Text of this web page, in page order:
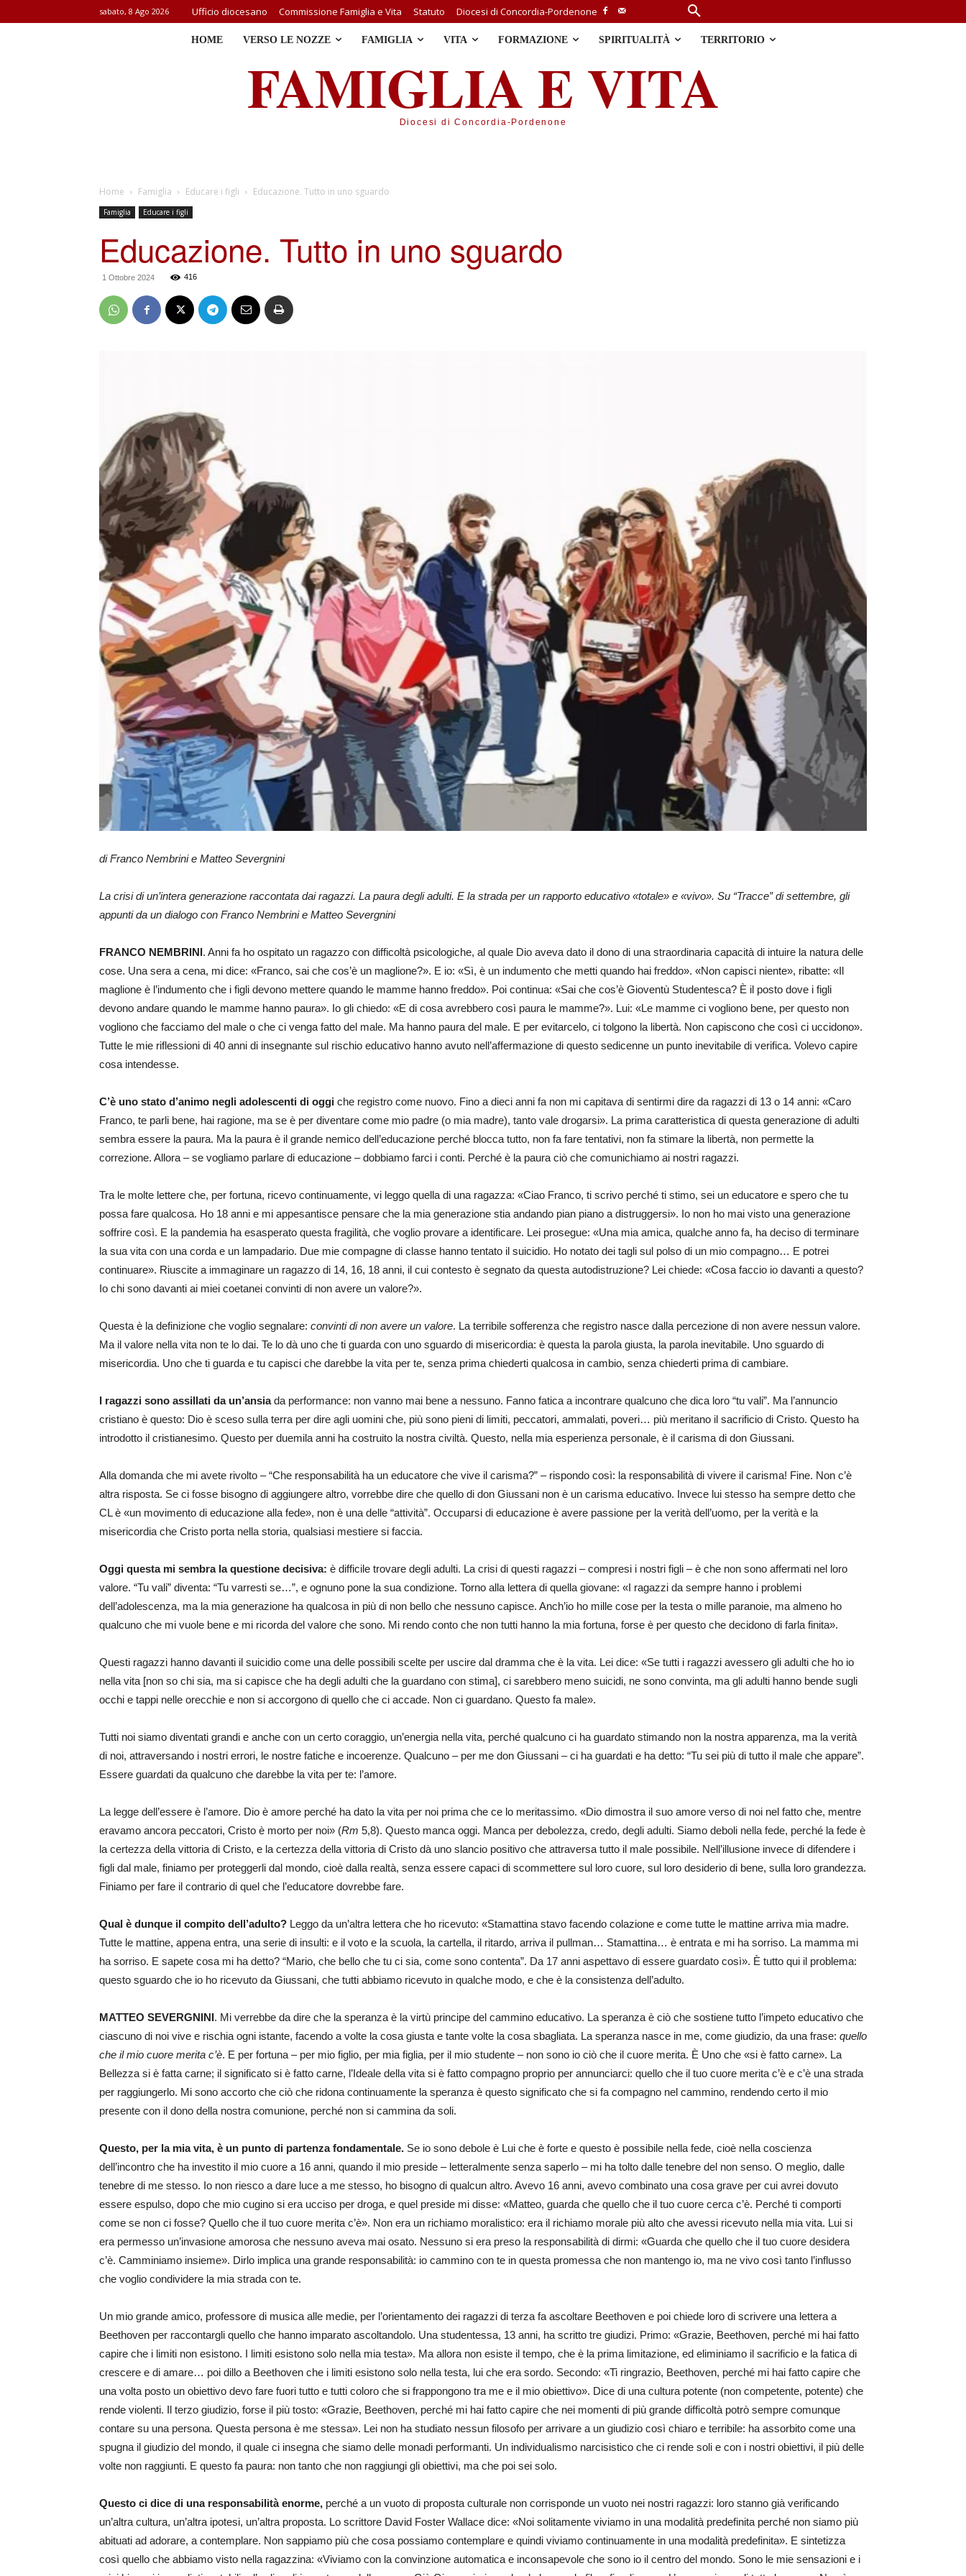
sabato, 8 Ago 2026 Ufficio diocesano Commissione Famiglia e Vita Statuto Diocesi di Concordia-Pordenone
HOME VERSO LE NOZZE FAMIGLIA VITA FORMAZIONE SPIRITUALITÀ TERRITORIO
FAMIGLIA E VITA
Diocesi di Concordia-Pordenone
Home Famiglia Educare i figli Educazione. Tutto in uno sguardo
Famiglia Educare i figli
Educazione. Tutto in uno sguardo
1 Ottobre 2024 416
di Franco Nembrini e Matteo Severgnini
La crisi di un’intera generazione raccontata dai ragazzi. La paura degli adulti. E la strada per un rapporto educativo «totale» e «vivo». Su “Tracce” di settembre, gli
appunti da un dialogo con Franco Nembrini e Matteo Severgnini
FRANCO NEMBRINI. Anni fa ho ospitato un ragazzo con difficoltà psicologiche, al quale Dio aveva dato il dono di una straordinaria capacità di intuire la natura delle
cose. Una sera a cena, mi dice: «Franco, sai che cos’è un maglione?». E io: «Sì, è un indumento che metti quando hai freddo». «Non capisci niente», ribatte: «Il
maglione è l’indumento che i figli devono mettere quando le mamme hanno freddo». Poi continua: «Sai che cos’è Gioventù Studentesca? È il posto dove i figli
devono andare quando le mamme hanno paura». Io gli chiedo: «E di cosa avrebbero così paura le mamme?». Lui: «Le mamme ci vogliono bene, per questo non
vogliono che facciamo del male o che ci venga fatto del male. Ma hanno paura del male. E per evitarcelo, ci tolgono la libertà. Non capiscono che così ci uccidono».
Tutte le mie riflessioni di 40 anni di insegnante sul rischio educativo hanno avuto nell’affermazione di questo sedicenne un punto inevitabile di verifica. Volevo capire
cosa intendesse.
C’è uno stato d’animo negli adolescenti di oggi che registro come nuovo. Fino a dieci anni fa non mi capitava di sentirmi dire da ragazzi di 13 o 14 anni: «Caro
Franco, te parli bene, hai ragione, ma se è per diventare come mio padre (o mia madre), tanto vale drogarsi». La prima caratteristica di questa generazione di adulti
sembra essere la paura. Ma la paura è il grande nemico dell’educazione perché blocca tutto, non fa fare tentativi, non fa stimare la libertà, non permette la
correzione. Allora – se vogliamo parlare di educazione – dobbiamo farci i conti. Perché è la paura ciò che comunichiamo ai nostri ragazzi.
Tra le molte lettere che, per fortuna, ricevo continuamente, vi leggo quella di una ragazza: «Ciao Franco, ti scrivo perché ti stimo, sei un educatore e spero che tu
possa fare qualcosa. Ho 18 anni e mi appesantisce pensare che la mia generazione stia andando pian piano a distruggersi». Io non ho mai visto una generazione
soffrire così. E la pandemia ha esasperato questa fragilità, che voglio provare a identificare. Lei prosegue: «Una mia amica, qualche anno fa, ha deciso di terminare
la sua vita con una corda e un lampadario. Due mie compagne di classe hanno tentato il suicidio. Ho notato dei tagli sul polso di un mio compagno… E potrei
continuare». Riuscite a immaginare un ragazzo di 14, 16, 18 anni, il cui contesto è segnato da questa autodistruzione? Lei chiede: «Cosa faccio io davanti a questo?
Io chi sono davanti ai miei coetanei convinti di non avere un valore?».
Questa è la definizione che voglio segnalare: convinti di non avere un valore. La terribile sofferenza che registro nasce dalla percezione di non avere nessun valore.
Ma il valore nella vita non te lo dai. Te lo dà uno che ti guarda con uno sguardo di misericordia: è questa la parola giusta, la parola inevitabile. Uno sguardo di
misericordia. Uno che ti guarda e tu capisci che darebbe la vita per te, senza prima chiederti qualcosa in cambio, senza chiederti prima di cambiare.
I ragazzi sono assillati da un’ansiada performance: non vanno mai bene a nessuno. Fanno fatica a incontrare qualcuno che dica loro “tu vali”. Ma l’annuncio
cristiano è questo: Dio è sceso sulla terra per dire agli uomini che, più sono pieni di limiti, peccatori, ammalati, poveri… più meritano il sacrificio di Cristo. Questo ha
introdotto il cristianesimo. Questo per duemila anni ha costruito la nostra civiltà. Questo, nella mia esperienza personale, è il carisma di don Giussani.
Alla domanda che mi avete rivolto – “Che responsabilità ha un educatore che vive il carisma?” – rispondo così: la responsabilità di vivere il carisma! Fine. Non c’è
altra risposta. Se ci fosse bisogno di aggiungere altro, vorrebbe dire che quello di don Giussani non è un carisma educativo. Invece lui stesso ha sempre detto che
CL è «un movimento di educazione alla fede», non è una delle “attività”. Occuparsi di educazione è avere passione per la verità dell’uomo, per la verità e la
misericordia che Cristo porta nella storia, qualsiasi mestiere si faccia.
Oggi questa mi sembra la questione decisiva: è difficile trovare degli adulti. La crisi di questi ragazzi – compresi i nostri figli – è che non sono affermati nel loro
valore. “Tu vali” diventa: “Tu varresti se…”, e ognuno pone la sua condizione. Torno alla lettera di quella giovane: «I ragazzi da sempre hanno i problemi
dell’adolescenza, ma la mia generazione ha qualcosa in più di non bello che nessuno capisce. Anch’io ho mille cose per la testa o mille paranoie, ma almeno ho
qualcuno che mi vuole bene e mi ricorda del valore che sono. Mi rendo conto che non tutti hanno la mia fortuna, forse è per questo che decidono di farla finita».
Questi ragazzi hanno davanti il suicidio come una delle possibili scelte per uscire dal dramma che è la vita. Lei dice: «Se tutti i ragazzi avessero gli adulti che ho io
nella vita [non so chi sia, ma si capisce che ha degli adulti che la guardano con stima], ci sarebbero meno suicidi, ne sono convinta, ma gli adulti hanno bende sugli
occhi e tappi nelle orecchie e non si accorgono di quello che ci accade. Non ci guardano. Questo fa male».
Tutti noi siamo diventati grandi e anche con un certo coraggio, un’energia nella vita, perché qualcuno ci ha guardato stimando non la nostra apparenza, ma la verità
di noi, attraversando i nostri errori, le nostre fatiche e incoerenze. Qualcuno – per me don Giussani – ci ha guardati e ha detto: “Tu sei più di tutto il male che appare”.
Essere guardati da qualcuno che darebbe la vita per te: l’amore.
La legge dell’essere è l’amore. Dio è amore perché ha dato la vita per noi prima che ce lo meritassimo. «Dio dimostra il suo amore verso di noi nel fatto che, mentre
eravamo ancora peccatori, Cristo è morto per noi» (Rm 5,8). Questo manca oggi. Manca per debolezza, credo, degli adulti. Siamo deboli nella fede, perché la fede è
la certezza della vittoria di Cristo, e la certezza della vittoria di Cristo dà uno slancio positivo che attraversa tutto il male possibile. Nell’illusione invece di difendere i
figli dal male, finiamo per proteggerli dal mondo, cioè dalla realtà, senza essere capaci di scommettere sul loro cuore, sul loro desiderio di bene, sulla loro grandezza.
Finiamo per fare il contrario di quel che l’educatore dovrebbe fare.
Qual è dunque il compito dell’adulto? Leggo da un’altra lettera che ho ricevuto: «Stamattina stavo facendo colazione e come tutte le mattine arriva mia madre.
Tutte le mattine, appena entra, una serie di insulti: e il voto e la scuola, la cartella, il ritardo, arriva il pullman… Stamattina… è entrata e mi ha sorriso. La mamma mi
ha sorriso. E sapete cosa mi ha detto? “Mario, che bello che tu ci sia, come sono contenta”. Da 17 anni aspettavo di essere guardato così». È tutto qui il problema:
questo sguardo che io ho ricevuto da Giussani, che tutti abbiamo ricevuto in qualche modo, e che è la consistenza dell’adulto.
MATTEO SEVERGNINI. Mi verrebbe da dire che la speranza è la virtù principe del cammino educativo. La speranza è ciò che sostiene tutto l’impeto educativo che
ciascuno di noi vive e rischia ogni istante, facendo a volte la cosa giusta e tante volte la cosa sbagliata. La speranza nasce in me, come giudizio, da una frase: quello
che il mio cuore merita c’è. E per fortuna – per mio figlio, per mia figlia, per il mio studente – non sono io ciò che il cuore merita. È Uno che «si è fatto carne». La
Bellezza si è fatta carne; il significato si è fatto carne, l’Ideale della vita si è fatto compagno proprio per annunciarci: quello che il tuo cuore merita c’è e c’è una strada
per raggiungerlo. Mi sono accorto che ciò che ridona continuamente la speranza è questo significato che si fa compagno nel cammino, rendendo certo il mio
presente con il dono della nostra comunione, perché non si cammina da soli.
Questo, per la mia vita, è un punto di partenza fondamentale. Se io sono debole è Lui che è forte e questo è possibile nella fede, cioè nella coscienza
dell’incontro che ha investito il mio cuore a 16 anni, quando il mio preside – letteralmente senza saperlo – mi ha tolto dalle tenebre del non senso. O meglio, dalle
tenebre di me stesso. Io non riesco a dare luce a me stesso, ho bisogno di qualcun altro. Avevo 16 anni, avevo combinato una cosa grave per cui avrei dovuto
essere espulso, dopo che mio cugino si era ucciso per droga, e quel preside mi disse: «Matteo, guarda che quello che il tuo cuore cerca c’è. Perché ti comporti
come se non ci fosse? Quello che il tuo cuore merita c’è». Non era un richiamo moralistico: era il richiamo morale più alto che avessi ricevuto nella mia vita. Lui si
era permesso un’invasione amorosa che nessuno aveva mai osato. Nessuno si era preso la responsabilità di dirmi: «Guarda che quello che il tuo cuore desidera
c’è. Camminiamo insieme». Dirlo implica una grande responsabilità: io cammino con te in questa promessa che non mantengo io, ma ne vivo così tanto l’influsso
che voglio condividere la mia strada con te.
Un mio grande amico, professore di musica alle medie, per l’orientamento dei ragazzi di terza fa ascoltare Beethoven e poi chiede loro di scrivere una lettera a
Beethoven per raccontargli quello che hanno imparato ascoltandolo. Una studentessa, 13 anni, ha scritto tre giudizi. Primo: «Grazie, Beethoven, perché mi hai fatto
capire che i limiti non esistono. I limiti esistono solo nella mia testa». Ma allora non esiste il tempo, che è la prima limitazione, ed eliminiamo il sacrificio e la fatica di
crescere e di amare… poi dillo a Beethoven che i limiti esistono solo nella testa, lui che era sordo. Secondo: «Ti ringrazio, Beethoven, perché mi hai fatto capire che
una volta posto un obiettivo devo fare fuori tutto e tutti coloro che si frappongono tra me e il mio obiettivo». Dice di una cultura potente (non competente, potente) che
rende violenti. Il terzo giudizio, forse il più tosto: «Grazie, Beethoven, perché mi hai fatto capire che nei momenti di più grande difficoltà potrò sempre comunque
contare su una persona. Questa persona è me stessa». Lei non ha studiato nessun filosofo per arrivare a un giudizio così chiaro e terribile: ha assorbito come una
spugna il giudizio del mondo, il quale ci insegna che siamo delle monadi performanti. Un individualismo narcisistico che ci rende soli e con i nostri obiettivi, il più delle
volte non raggiunti. E questo fa paura: non tanto che non raggiungi gli obiettivi, ma che poi sei solo.
Questo ci dice di una responsabilità enorme, perché a un vuoto di proposta culturale non corrisponde un vuoto nei nostri ragazzi: loro stanno già verificando
un’altra cultura, un’altra ipotesi, un’altra proposta. Lo scrittore David Foster Wallace dice: «Noi solitamente viviamo in una modalità predefinita perché non siamo più
abituati ad adorare, a contemplare. Non sappiamo più che cosa possiamo contemplare e quindi viviamo continuamente in una modalità predefinita». E sintetizza
così quello che abbiamo visto nella ragazzina: «Viviamo con la convinzione automatica e inconsapevole che sono io il centro del mondo. Sono le mie sensazioni e i